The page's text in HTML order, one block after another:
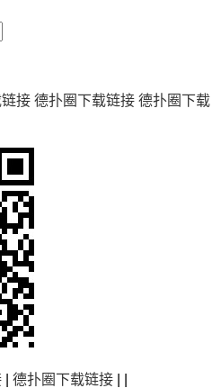
接 德扑圈下载链接 德扑圈下载
德扑圈下载链接